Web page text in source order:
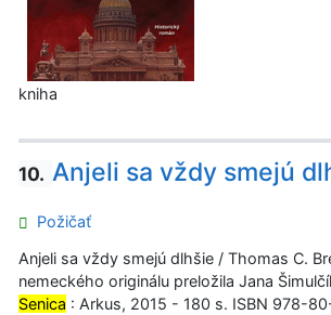
kniha
10. Anjeli sa vždy smejú
Požičať
Anjeli sa vždy smejú dlhšie / Thomas C.
nemeckého originálu preložila Jana
Senica : Arkus, 2015 - 180 s. ISBN 978-